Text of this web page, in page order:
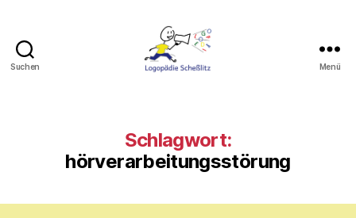
Suchen Menü
Schlagwort:
hörverarbeitungsstörung